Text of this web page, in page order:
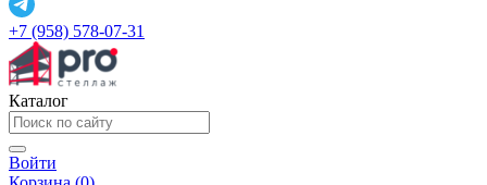
+7 (958) 578-07-31
Каталог
Войти